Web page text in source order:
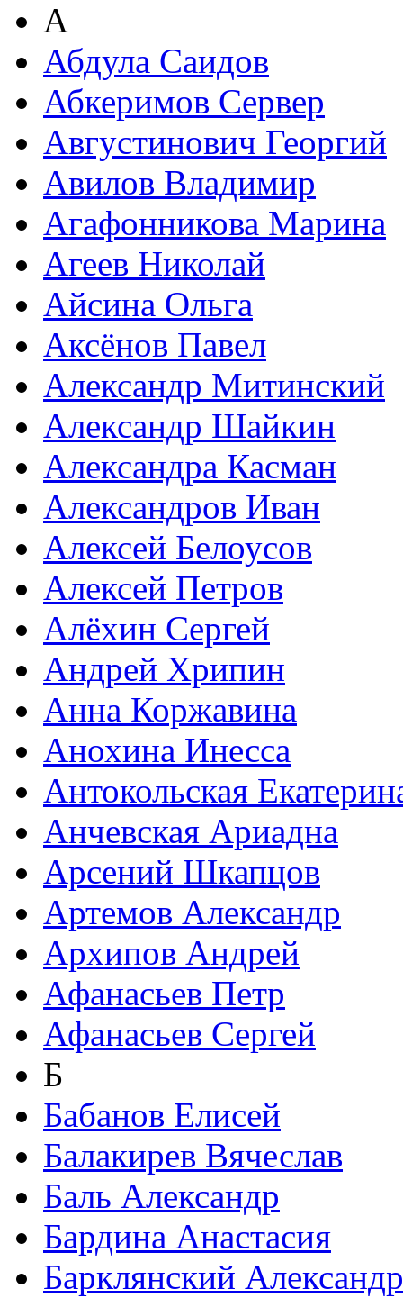
А
Абдула Саидов
Абкеримов Сервер
Августинович Георгий
Авилов Владимир
Агафонникова Марина
Агеев Николай
Айсина Ольга
Аксёнов Павел
Александр Митинский
Александр Шайкин
Александра Касман
Александров Иван
Алексей Белоусов
Алексей Петров
Алёхин Сергей
Андрей Хрипин
Анна Коржавина
Анохина Инесса
Антокольская
Анчевская Ариадна
Арсений Шкапцов
Артемов Александр
Архипов Андрей
Афанасьев Петр
Афанасьев Сергей
Б
Бабанов Елисей
Балакирев Вячеслав
Баль Александр
Бардина Анастасия
Барклянский Александр